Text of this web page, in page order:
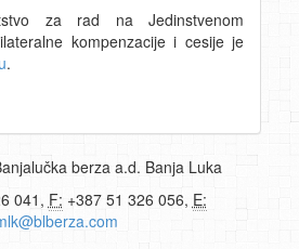
za rad na Jedinstvenom
kompenzacije i cesije je
.
berza a.d. Banja Luka
041, F: +387 51 326 056, E: